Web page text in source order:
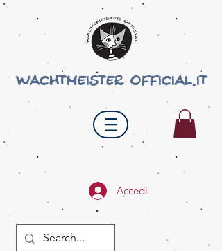
wachtmeister official.it
Accedi